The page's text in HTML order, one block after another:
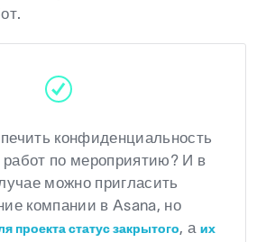
конфиденциальность
работ по мероприятию? И в
можно пригласить
компании в Asana, но
проекта статус закрытого, а их